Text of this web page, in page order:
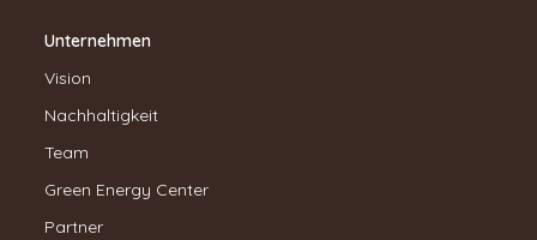
Unternehmen
Vision
Nachhaltigkeit
Team
Green Energy Center
Partner